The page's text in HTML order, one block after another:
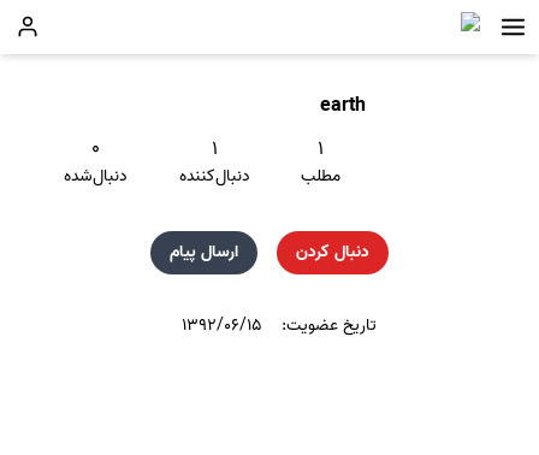
earth
۱
مطلب
۱
دنبال‌کننده
۰
دنبال‌شده
دنبال کردن ارسال پیام
تاریخ عضویت: ۱۳۹۲/۰۶/۱۵